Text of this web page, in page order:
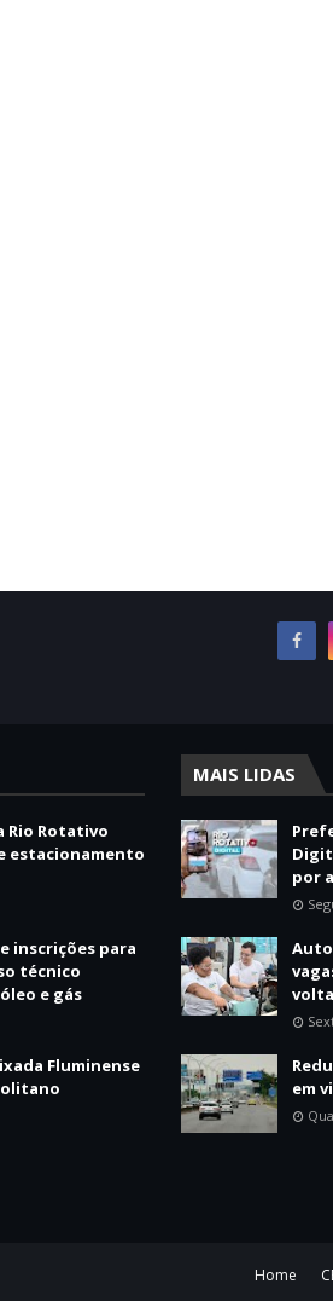
Rio Rotativo
estacionamento
inscrições para
técnico
e gás
Fluminense
MAIS LIDAS
por
em
Home